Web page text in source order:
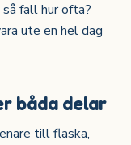
fall hur ofta?
ute en hel dag
båda delar
till flaska,